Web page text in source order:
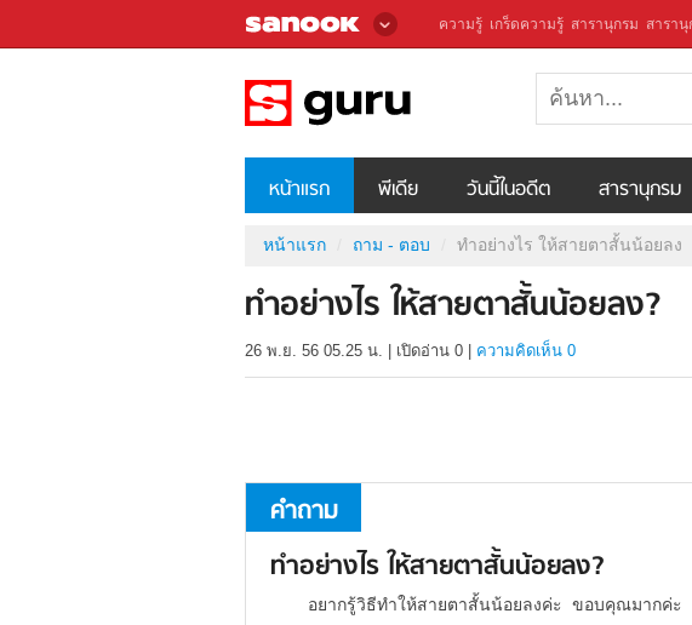
ความรู้ เกร็ดความรู้ สารานุกรม สารา
หน้าแรก พีเดีย วันนี้ในอดีต สารานุกรม
หน้าแรก ถาม - ตอบ ทำอย่างไร ให้สายตาสั้นน้อยลง
ทำอย่างไร ให้สายตาสั้นน้อยลง?
26 พ.ย. 56 05.25 น. เปิดอ่าน 0 ความคิดเห็น 0
คำถาม
ทำอย่างไร ให้สายตาสั้นน้อยลง?
อยากรู้วิธีทำให้สายตาสั้นน้อยลงค่ะ ขอบคุณมากค่ะ